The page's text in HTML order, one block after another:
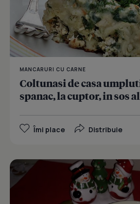
MANCARURI CU CARNE
Coltunasi de casa
spanac, la cuptor, in sos
Îmi place Distribuie